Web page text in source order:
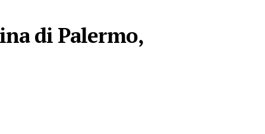
di Palermo,